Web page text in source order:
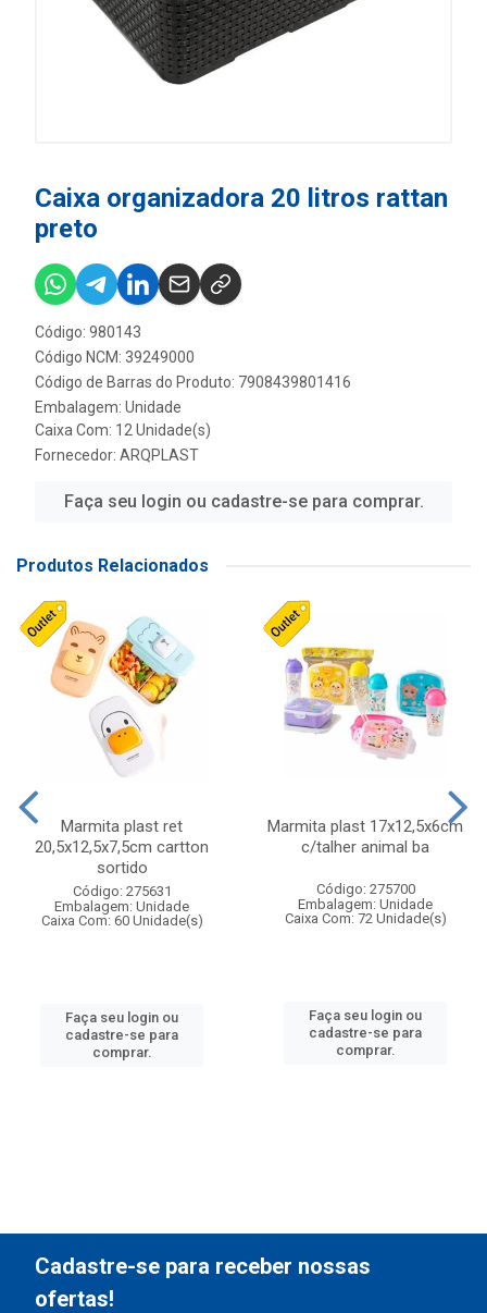
Caixa organizadora 20 litros rattan
preto
Código: 980143
Código NCM: 39249000
Código de Barras do Produto: 7908439801416
Embalagem: Unidade
Caixa Com: 12 Unidade(s)
Fornecedor: ARQPLAST
Faça seu login ou cadastre-se para comprar.
Produtos Relacionados
Marmita plast ret
20,5x12,5x7,5cm cartton
sortido
Código: 275631
Embalagem: Unidade
Caixa Com: 60 Unidade(s)
Faça seu login ou
cadastre-se para
comprar.
Marmita plast 17x12,5x6cm
c/talher animal ba
Código: 275700
Embalagem: Unidade
Caixa Com: 72 Unidade(s)
Faça seu login ou
cadastre-se para
comprar.
Cadastre-se para receber nossas
ofertas!